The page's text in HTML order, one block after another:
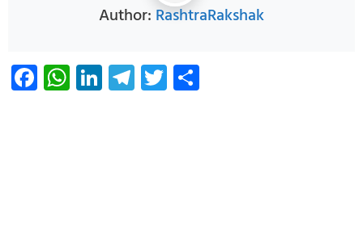
Author: RashtraRakshak
Facebook
WhatsApp
LinkedIn
Telegram
Twitter